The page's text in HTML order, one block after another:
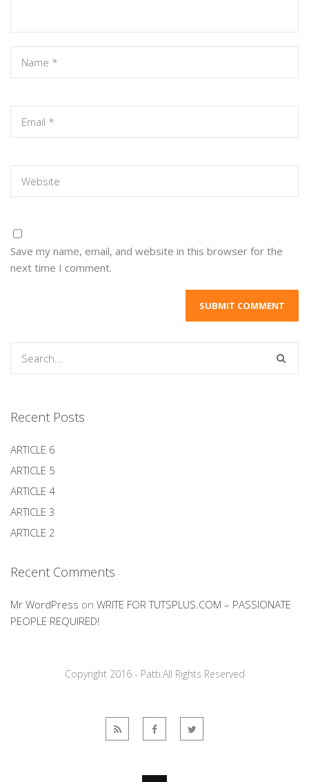
Save my name, email, and website in this browser for the
next time I comment.
Recent Posts
ARTICLE 6
ARTICLE 5
ARTICLE 4
ARTICLE 3
ARTICLE 2
Recent Comments
Mr WordPress on WRITE FOR TUTSPLUS.COM – PASSIONATE
PEOPLE REQUIRED!
Copyright 2016 - Patti.All Rights Reserved